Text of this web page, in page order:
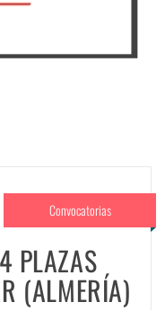
Convocatorias
PLAZAS
(ALMERÍA)